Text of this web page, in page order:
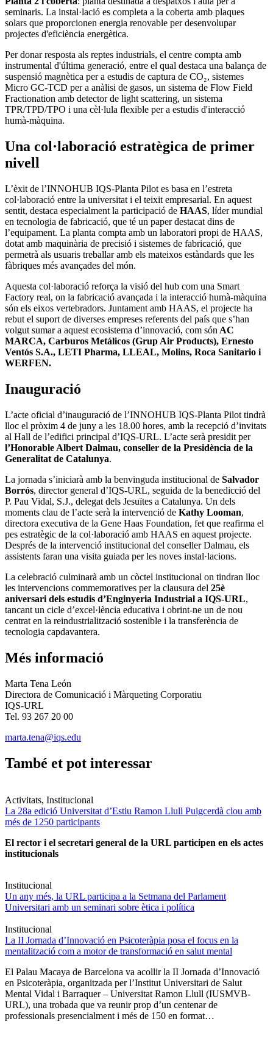
seminaris. La instal·lació es completa a la coberta amb plaques
solars que proporcionen energia renovable per desenvolupar
projectes d'eficiència energètica.
Per donar resposta als reptes industrials, el centre compta amb
instrumental d'última generació, entre el qual destaca una balança de
suspensió magnètica per a estudis de captura de CO₂, sistemes
Micro GC-TCD per a anàlisi de gasos, un sistema de Flow Field
Fractionation amb detector de light scattering, un sistema
TPR/TPD/TPO i una cèl·lula flexible per a estudis d'interacció
humà-màquina.
Una col·laboració estratègica de primer
nivell
L’èxit de l’INNOHUB IQS-Planta Pilot es basa en l’estreta
col·laboració entre la universitat i el teixit empresarial. En aquest
sentit, destaca especialment la participació de HAAS, líder mundial
en tecnologia de fabricació, que té un paper destacat dins de
l’equipament. La planta compta amb un laboratori propi de HAAS,
dotat amb maquinària de precisió i sistemes de fabricació, que
permetrà als usuaris treballar amb els mateixos estàndards que les
fàbriques més avançades del món.
Aquesta col·laboració reforça la visió del hub com una Smart
Factory real, on la fabricació avançada i la interacció humà-màquina
són els eixos vertebradors. Juntament amb HAAS, el projecte ha
rebut el suport de diverses empreses referents del país que s’han
volgut sumar a aquest ecosistema d’innovació, com són AC
MARCA, Carburos Metálicos (Grup Air Products), Ernesto
Ventós S.A., LETI Pharma, LLEAL, Molins, Roca Sanitario i
WERFEN.
Inauguració
L’acte oficial d’inauguració de l’INNOHUB IQS-Planta Pilot tindrà
lloc el pròxim 4 de juny a les 18.00 hores, amb la recepció d’invitats
al Hall de l’edifici principal d’IQS-URL. L’acte serà presidit per
l’Honorable Albert Dalmau, conseller de la Presidència de la
Generalitat de Catalunya.
La jornada s’iniciarà amb la benvinguda institucional de Salvador
Borrós, director general d’IQS-URL, seguida de la benedicció del
P. Pau Vidal, S.J., delegat dels Jesuïtes a Catalunya. Un dels
moments clau de l’acte serà la intervenció de Kathy Looman,
directora executiva de la Gene Haas Foundation, fet que reafirma el
pes estratègic de la col·laboració amb HAAS en aquest projecte.
Després de la intervenció institucional del conseller Dalmau, els
assistents faran una visita guiada per les noves instal·lacions.
La celebració culminarà amb un còctel institucional on tindran lloc
les intervencions commemoratives per la clausura del 25è
aniversari dels estudis d’Enginyeria Industrial a IQS-URL,
tancant un cicle d’excel·lència educativa i obrint-ne un de nou
centrat en la reindustrialització sostenible i la transferència de
tecnologia capdavantera.
Més informació
Marta Tena León
Directora de Comunicació i Màrqueting Corporatiu
IQS-URL
Tel. 93 267 20 00
marta.tena@iqs.edu
També et pot interessar
Activitats, Institucional
La 28a edició Universitat d’Estiu Ramon Llull Puigcerdà clou amb
més de 1250 participants
El rector i el secretari general de la URL participen en els actes
institucionals
Institucional
Un any més, la URL participa a la Setmana del Parlament
Universitari amb un seminari sobre ètica i política
Institucional
La II Jornada d’Innovació en Psicoteràpia posa el focus en la
mentalització com a motor de transformació en salut mental
El Palau Macaya de Barcelona va acollir la II Jornada d’Innovació
en Psicoteràpia, organitzada per l’Institut Universitari de Salut
Mental Vidal i Barraquer – Universitat Ramon Llull (IUSMVB-
URL), una trobada que va reunir prop d’un centenar de
professionals presencialment i més de 150 en format…